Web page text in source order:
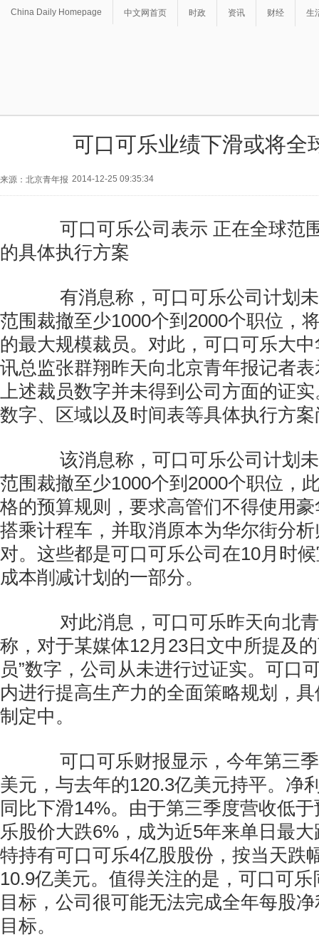
China Daily Homepage 中文网首页 时政 资讯 财经 生
可口可乐业绩下滑或将全
来源：北京青年报 2014-12-25 09:35:34
可口可乐公司表示 正在全球范
的具体执行方案
有消息称，可口可乐公司计划未
范围裁撤至少1000个到2000个职位，
的最大规模裁员。对此，可口可乐大
讯总监张群翔昨天向北京青年报记者
上述裁员数字并未得到公司方面的证
数字、区域以及时间表等具体执行方
该消息称，可口可乐公司计划未
范围裁撤至少1000个到2000个职位，
格的预算规则，要求高管们不得使用
搭乘计程车，并取消原本为华尔街分
对。这些都是可口可乐公司在10月时
成本削减计划的一部分。
对此消息，可口可乐昨天向北青
称，对于某媒体12月23日文中所提及
员”数字，公司从未进行过证实。可口
内进行提高生产力的全面策略规划，
制定中。
可口可乐财报显示，今年第三季
美元，与去年的120.3亿美元持平。净
同比下滑14%。由于第三季度营收低
乐股价大跌6%，成为近5年来单日最大
特持有可口可乐4亿股股份，按当天跌
10.9亿美元。值得关注的是，可口可
目标，公司很可能无法完成全年每股
目标。